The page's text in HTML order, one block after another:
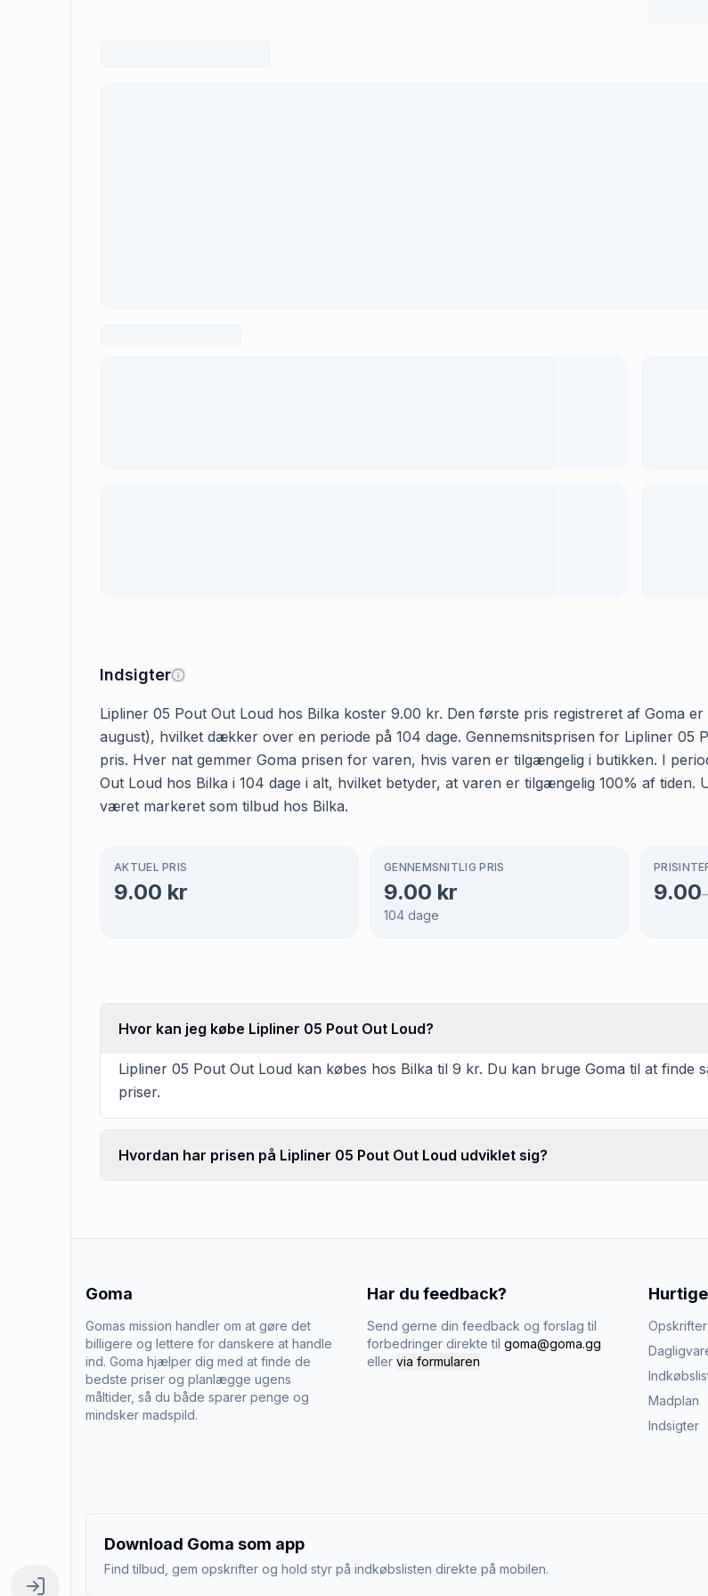
Indsigter
Lipliner 05 Pout Out Loud hos Bilka koster 9.00 kr. Den første pris registreret af Goma
august), hvilket dækker over en periode på 104 dage. Gennemsnitsprisen for Lipliner
pris. Hver nat gemmer Goma prisen for varen, hvis varen er tilgængelig i butikken. I
Out Loud hos Bilka i 104 dage i alt, hvilket betyder, at varen er tilgængelig 100% af
været markeret som tilbud hos Bilka.
AKTUEL PRIS
9.00 kr
GENNEMSNITLIG PRIS
9.00 kr
104 dage
9.00–
Hvor kan jeg købe Lipliner 05 Pout Out Loud?
Lipliner 05 Pout Out Loud kan købes hos Bilka til 9 kr. Du kan bruge Goma til at finde
priser.
Hvordan har prisen på Lipliner 05 Pout Out Loud udviklet sig?
Goma
Gomas mission handler om at gøre det
billigere og lettere for danskere at handle
ind. Goma hjælper dig med at finde de
bedste priser og planlægge ugens
måltider, så du både sparer penge og
mindsker madspild.
Har du feedback?
Send gerne din feedback og forslag til
forbedringer direkte til goma@goma.gg
eller via formularen
Opskrifter
Madplan
Indsigter
Download Goma som app
Find tilbud, gem opskrifter og hold styr på indkøbslisten direkte på mobilen.